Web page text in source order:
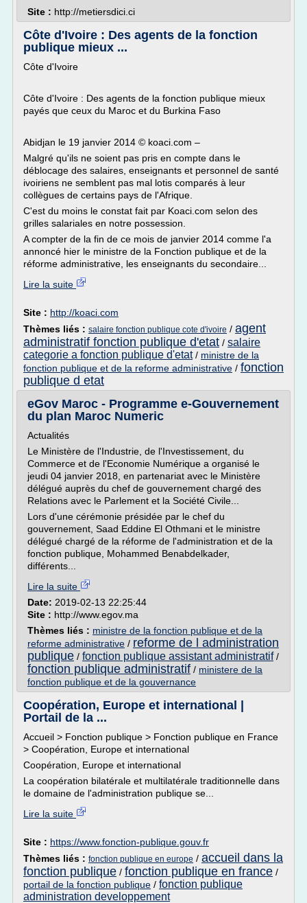
Site : http://metiersdici.ci
Côte d'Ivoire : Des agents de la fonction
publique mieux ...
Côte d'Ivoire
Côte d'Ivoire : Des agents de la fonction publique mieux
payés que ceux du Maroc et du Burkina Faso
Abidjan le 19 janvier 2014 © koaci.com –
Malgré qu'ils ne soient pas pris en compte dans le
déblocage des salaires, enseignants et personnel de santé
ivoiriens ne semblent pas mal lotis comparés à leur
collègues de certains pays de l'Afrique.
C'est du moins le constat fait par Koaci.com selon des
grilles salariales en notre possession.
A compter de la fin de ce mois de janvier 2014 comme l'a
annoncé hier le ministre de la Fonction publique et de la
réforme administrative, les enseignants du secondaire...
Lire la suite
Site : http://koaci.com
Thèmes liés : salaire fonction publique cote d'ivoire / agent
administratif fonction publique d'etat / salaire
categorie a fonction publique d'etat/ ministre de la
fonction publique et de la reforme administrative / fonction
publique d etat
eGov Maroc - Programme e-Gouvernement
du plan Maroc Numeric
Actualités
Le Ministère de l'Industrie, de l'Investissement, du
Commerce et de l'Economie Numérique a organisé le
jeudi 04 janvier 2018, en partenariat avec le Ministère
délégué auprès du chef de gouvernement chargé des
Relations avec le Parlement et la Société Civile...
Lors d'une cérémonie présidée par le chef du
gouvernement, Saad Eddine El Othmani et le ministre
délégué chargé de la réforme de l'administration et de la
fonction publique, Mohammed Benabdelkader,
différents...
Lire la suite
Date: 2019-02-13 22:25:44
Site : http://www.egov.ma
Thèmes liés : ministre de la fonction publique et de la
reforme administrative / reforme de l administration
publique / fonction publique assistant administratif/
fonction publique administratif / ministere de la
fonction publique et de la gouvernance
Coopération, Europe et international |
Portail de la ...
Accueil > Fonction publique > Fonction publique en France
> Coopération, Europe et international
Coopération, Europe et international
La coopération bilatérale et multilatérale traditionnelle dans
le domaine de l'administration publique se...
Lire la suite
Site : https://www.fonction-publique.gouv.fr
Thèmes liés : fonction publique en europe / accueil dans la
fonction publique / fonction publique en france /
portail de la fonction publique / fonction publique
administration developpement